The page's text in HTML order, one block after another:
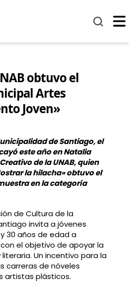
obtuvo el
Artes
Joven»
de Santiago, el
este año en Natalia
de la UNAB, quien
la hilacha» obtuvo el
en la categoría
de Cultura de la
invita a jóvenes
30 años de edad a
el objetivo de apoyar la
Un incentivo para la
carreras de nóveles
artistas plásticos.